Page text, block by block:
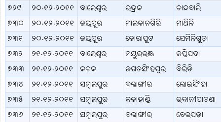
୭୨୯
୨୦.୧୨.୨୦୧୧ ବାଲେଶ୍ବର ଭଦ୍ରକ
ଚାନ୍ଦବାଲି
୭୩୦
୨୦.୧୨.୨୦୧୧ ଜୟପୁର ମାଲକାନଗିରି
ମାଥିଳି
୭୩୧
୨୦.୧୨.୨୦୧୧ ଜୟପୁର କୋରାପୁଟ
ସେମିଳିଗୁଡ଼ା
୭୩୨
୨୧.୧୨.୨୦୧୧ ବାଲେଶ୍ବର ମୟୁରଭଞ୍ଜ
କପ୍ତିପଦା
୭୩୩
୨୧.୧୨.୨୦୧୧ କଟକ ଜଗତସିଂହପୁର
ବିରିଡ଼ି
୭୩୪
୨୧.୧୨.୨୦୧୧ ସମ୍ବଲପୁର ବଲାଙ୍ଗୀର
ଲୋଇସିଂହା
୭୩୫
୨୧.୧୨.୨୦୧୧ ସମ୍ବଲପୁର କଳାହାଣ୍ଡି
ଭବାନୀପାଟଣା
୭୩୬
୨୧.୧୨.୨୦୧୧ ସମ୍ବଲପୁର ବଲାଙ୍ଗୀର
ବେଲପଡ଼ା